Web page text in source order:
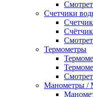
Счетчики
Термометры
Манометры /